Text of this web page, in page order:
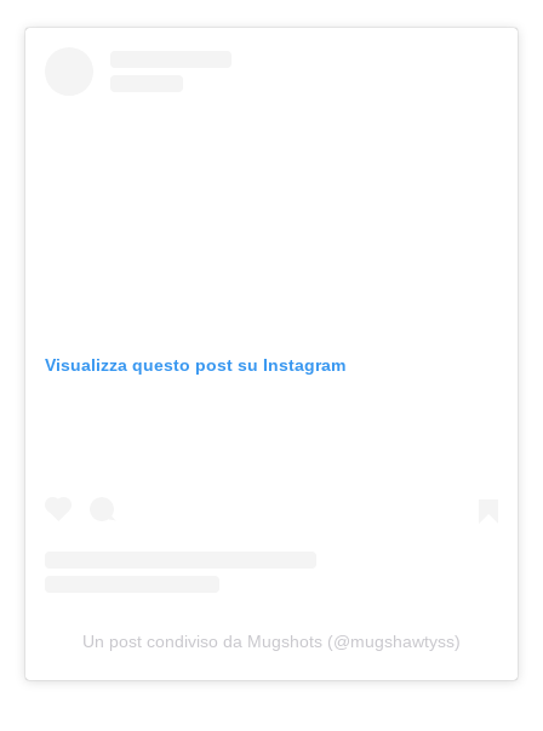
Visualizza questo post su Instagram
Un post condiviso da Mugshots (@mugshawtyss)